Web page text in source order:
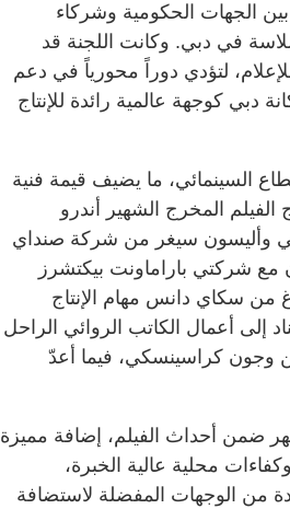
بين الجهات الحكومية وشركاء
في دبي. وكانت اللجنة قد
لتؤدي دوراً محورياً في دعم
دبي كوجهة عالمية رائدة للإنتاج
السينمائي، ما يضيف قيمة فنية
المخرج الشهير أندرو
وأليسون سيغر من شركة صنداي
مع شركتي باراماونت بيكتشرز
من سكاي دانس مهام الإنتاج
إلى أعمال الكاتب الروائي الراحل
وجون كراسينسكي، فيما أعدّ
ضمن أحداث الفيلم، إضافة مميزة
محلية عالية الخبرة،
من الوجهات المفضلة لاستضافة